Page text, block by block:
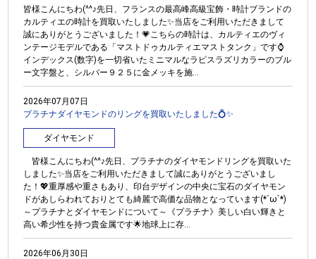
皆様こんにちわ(^^♪先日、フランスの最高峰高級宝飾・時計ブランドの
カルティエの時計を買取いたしました✨当店をご利用いただきまして
誠にありがとうございました！💗こちらの時計は、カルティエのヴィ
ンテージモデルである「マストドゥカルティエマストタンク」です⌚
インデックス(数字)を一切省いたミニマルなラピスラズリカラーのブル
ー文字盤と、シルバー９２５に金メッキを施...
2026年07月07日
プラチナダイヤモンドのリングを買取いたしました💍✨
ダイヤモンド
皆様こんにちわ(^^♪先日、プラチナのダイヤモンドリングを買取いた
しました✨当店をご利用いただきまして誠にありがとうございまし
た！💖重厚感や重さもあり、印台デザインの中央に宝石のダイヤモン
ドがあしらわれておりとても綺麗で高価な品物となっています(*´ω`*)
～プラチナとダイヤモンドについて～《プラチナ》美しい白い輝きと
高い希少性を持つ貴金属です🌟地球上に存...
2026年06月30日